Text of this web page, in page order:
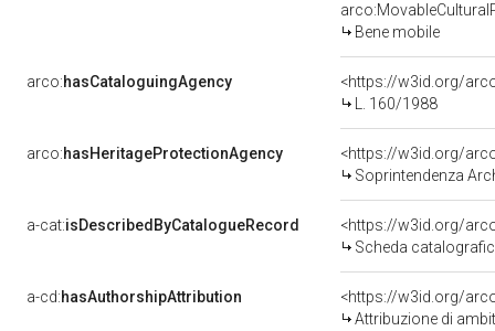
Bene mobile
arco:hasCataloguingAgency
<https://w3id.org/
L. 160/1988
arco:hasHeritageProtectionAgency
<https://w3id.org/
Soprintendenza
a-cat:isDescribedByCatalogueRecord
<https://w3id.org/
Scheda
a-cd:hasAuthorshipAttribution
<https://w3id.org/
Attribuzione di